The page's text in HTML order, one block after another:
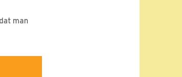
man